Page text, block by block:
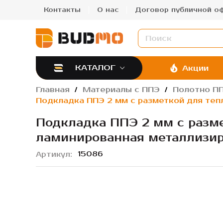
Контакты О нас Договор публичной
КАТАЛОГ Акции
Главная Материалы с ППЭ
Полотно
Подкладка ППЭ 2 мм с разметкой для
Подкладка ППЭ 2 мм с
ламинированная
Артикул 15086